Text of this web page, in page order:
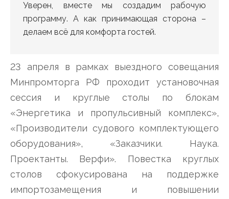
Уверен, вместе мы создадим рабочую
программу. А как принимающая сторона –
делаем всё для комфорта гостей.
23 апреля в рамках выездного совещания
Минпромторга РФ проходит установочная
сессия и круглые столы по блокам
«Энергетика и пропульсивный комплекс»,
«Производители судового комплектующего
оборудования», «Заказчики. Наука.
Проектанты. Верфи». Повестка круглых
столов сфокусирована на поддержке
импортозамещения и повышении